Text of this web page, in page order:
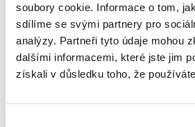
soubory cookie. Informace o tom,
sdílíme se svými partnery pro
analýzy. Partneři tyto údaje mohou
dalšími informacemi, které jste jim
získali v důsledku toho, že
Laila